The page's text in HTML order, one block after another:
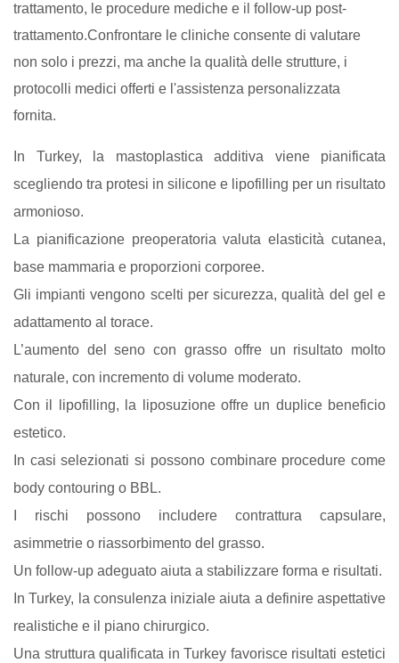
trattamento, le procedure mediche e il follow-up post-
trattamento.Confrontare le cliniche consente di valutare
non solo i prezzi, ma anche la qualità delle strutture, i
protocolli medici offerti e l'assistenza personalizzata
fornita.
In Turkey, la mastoplastica additiva viene pianificata
scegliendo tra protesi in silicone e lipofilling per un risultato
armonioso.
La pianificazione preoperatoria valuta elasticità cutanea,
base mammaria e proporzioni corporee.
Gli impianti vengono scelti per sicurezza, qualità del gel e
adattamento al torace.
L’aumento del seno con grasso offre un risultato molto
naturale, con incremento di volume moderato.
Con il lipofilling, la liposuzione offre un duplice beneficio
estetico.
In casi selezionati si possono combinare procedure come
body contouring o BBL.
I rischi possono includere contrattura capsulare,
asimmetrie o riassorbimento del grasso.
Un follow-up adeguato aiuta a stabilizzare forma e risultati.
In Turkey, la consulenza iniziale aiuta a definire aspettative
realistiche e il piano chirurgico.
Una struttura qualificata in Turkey favorisce risultati estetici